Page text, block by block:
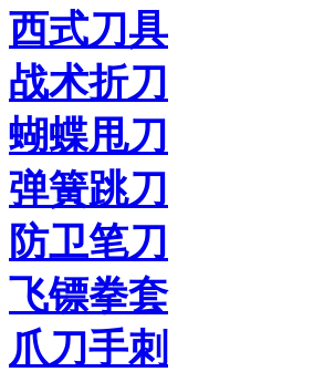
西式刀具
战术折刀
蝴蝶甩刀
弹簧跳刀
防卫笔刀
飞镖拳套
爪刀手刺